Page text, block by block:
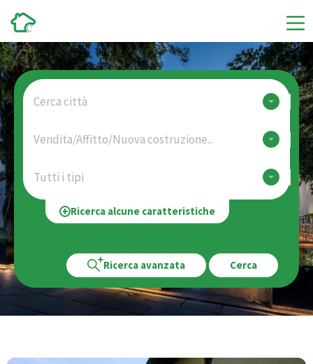
Cerca città
Vendita/Affitto/Nuova costruzione...
Tutti i tipi
Ricerca alcune caratteristiche
Ricerca avanzata Cerca